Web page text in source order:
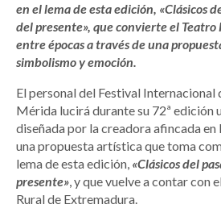
en el lema de esta edición, «Clásicos
del presente», que convierte el
entre épocas a través de una
simbolismo y emoción.
El personal del Festival Internacional
Mérida lucirá durante su 72ª edición
diseñada por la creadora afincada
una propuesta artística que toma
lema de esta edición, «Clásicos del
presente», y que vuelve a contar con
Rural de Extremadura.